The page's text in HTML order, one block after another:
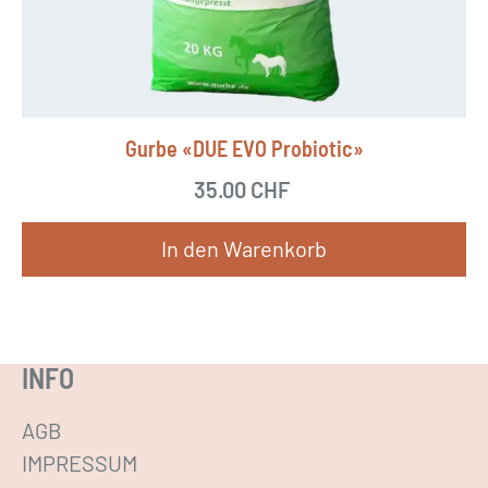
n
e
n
u
f
e
r
Gurbe «DUE EVO Probiotic»
35.00 CHF
In den Warenkorb
INFO
AGB
IMPRESSUM